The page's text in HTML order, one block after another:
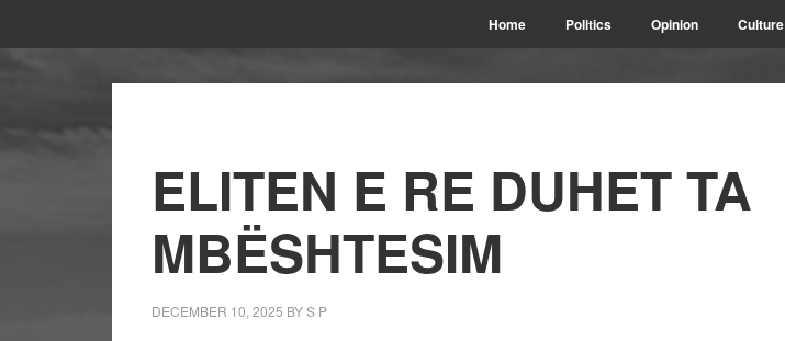
Home Politics Opinion Culture
ELITEN E RE DUHET TA
MBËSHTESIM
DECEMBER 10, 2025 BYS P